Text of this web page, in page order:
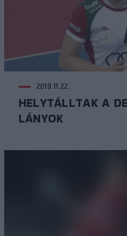
2019.11.22.
HELYTÁLLTAK A
LÁNYOK